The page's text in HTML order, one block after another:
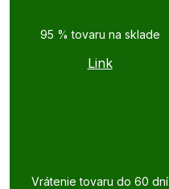
95 % tovaru na sklade
Link
Vrátenie tovaru do 60 dní